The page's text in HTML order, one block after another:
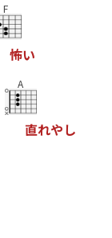
F
怖い
A
直れやし